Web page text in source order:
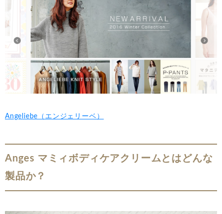
Angeliebe（エンジェリーベ）
Anges マミィボディケアクリームとはどんな
製品か？